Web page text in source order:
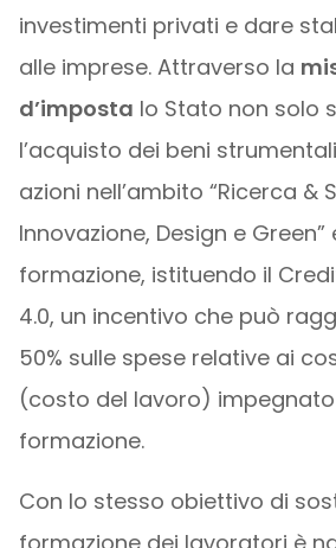
investimenti privati e dare
alle imprese. Attraverso la
d’imposta lo Stato non solo
l’acquisto dei beni
azioni nell’ambito “Ricerca &
Innovazione, Design e Green”
formazione, istituendo il
4.0, un incentivo che può
50% sulle spese relative ai
(costo del lavoro)
formazione.
Con lo stesso obiettivo di